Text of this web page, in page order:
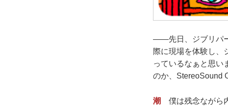
——先日、ジブリパ
際に現場を体験し、
っているなぁと思い
のか、StereoSound
潮
僕は残念ながら